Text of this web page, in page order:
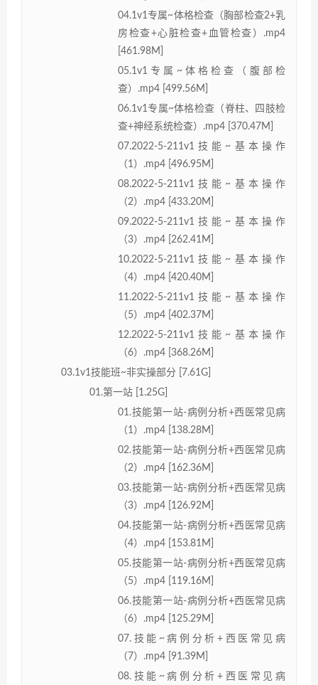
04.1v1专属~体格检查（胸部检查2+乳
房检查+心脏检查+血管检查）.mp4
[461.98M]
05.1v1专属~体格检查（腹部检
查）.mp4 [499.56M]
06.1v1专属~体格检查（脊柱、四肢检
查+神经系统检查）.mp4 [370.47M]
07.2022-5-211v1技能~基本操作
（1）.mp4 [496.95M]
08.2022-5-211v1技能~基本操作
（2）.mp4 [433.20M]
09.2022-5-211v1技能~基本操作
（3）.mp4 [262.41M]
10.2022-5-211v1技能~基本操作
（4）.mp4 [420.40M]
11.2022-5-211v1技能~基本操作
（5）.mp4 [402.37M]
12.2022-5-211v1技能~基本操作
（6）.mp4 [368.26M]
03.1v1技能班~非实操部分 [7.61G]
01.第一站 [1.25G]
01.技能第一站-病例分析+西医常见病
（1）.mp4 [138.28M]
02.技能第一站-病例分析+西医常见病
（2）.mp4 [162.36M]
03.技能第一站-病例分析+西医常见病
（3）.mp4 [126.92M]
04.技能第一站-病例分析+西医常见病
（4）.mp4 [153.81M]
05.技能第一站-病例分析+西医常见病
（5）.mp4 [119.16M]
06.技能第一站-病例分析+西医常见病
（6）.mp4 [125.29M]
07.技能~病例分析+西医常见病
（7）.mp4 [91.39M]
08.技能~病例分析+西医常见病